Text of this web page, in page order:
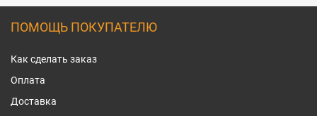
ПОМОЩЬ ПОКУПАТЕЛЮ
Как сделать заказ
Оплата
Доставка